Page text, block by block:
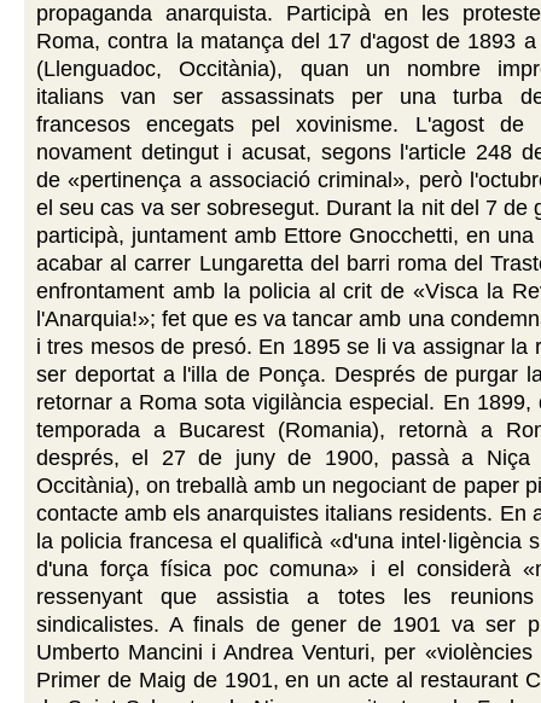
propaganda anarquista. Participà en les
Roma, contra la matança del 17 d'agost de 1893 a
(Llenguadoc, Occitània), quan un nombre
italians van ser assassinats per una turba
francesos encegats pel xovinisme. L'agost
novament detingut i acusat, segons l'article 248
de «pertinença a associació criminal», però
el seu cas va ser sobresegut. Durant la nit del 7 de
participà, juntament amb Ettore Gnocchetti, en
acabar al carrer Lungaretta del barri roma del
enfrontament amb la policia al crit de «Visca la
l'Anarquia!»; fet que es va tancar amb una
i tres mesos de presó. En 1895 se li va assignar la
ser deportat a l'illa de Ponça. Després de purgar
retornar a Roma sota vigilància especial. En 1899,
temporada a Bucarest (Romania), retornà a
després, el 27 de juny de 1900, passà a Niça
Occitània), on treballà amb un negociant de paper
contacte amb els anarquistes italians residents. En
la policia francesa el qualificà «d'una intel·ligència
d'una força física poc comuna» i el considerà
ressenyant que assistia a totes les
sindicalistes. A finals de gener de 1901 va ser
Umberto Mancini i Andrea Venturi, per «violències
Primer de Maig de 1901, en un acte al restaurant